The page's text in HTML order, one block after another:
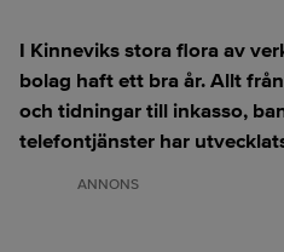
I Kinneviks stora flora av
bolag haft ett bra år. Allt
och tidningar till inkasso,
telefontjänster har
ANNONS